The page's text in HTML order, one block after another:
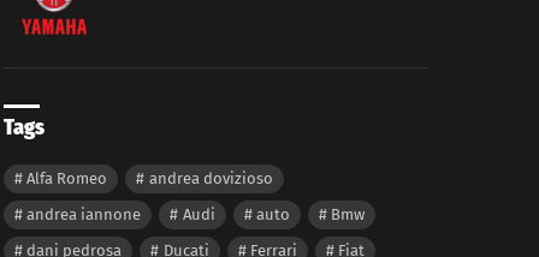
Tags
Alfa Romeo
andrea dovizioso
andrea iannone
Audi auto
Bmw
dani pedrosa
Ducati Ferrari
Fiat